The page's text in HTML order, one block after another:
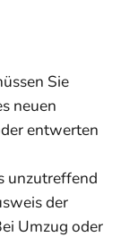
Sie
neuen
entwerten
unzutreffend
der
Umzug oder